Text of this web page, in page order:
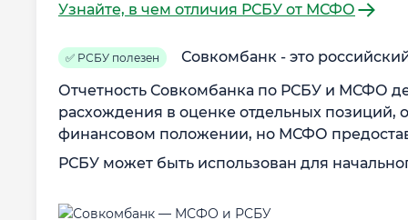
Узнайте, в чем отличия РСБУ от МСФО
✅ РСБУ полезен
Совкомбанк - это
Отчетность Совкомбанка по РСБУ и МСФО
расхождения в оценке отдельных позиций,
финансовом положении, но МСФО
РСБУ может быть использован для